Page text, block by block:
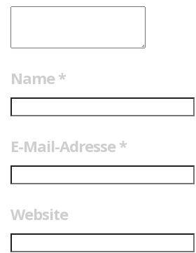
Name *
E-Mail-Adresse *
Website